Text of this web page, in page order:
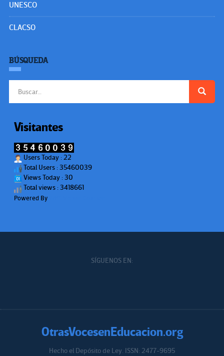
UNESCO
CLACSO
BÚSQUEDA
Visitantes
Users Today : 22
Total Users : 35460039
Views Today : 30
Total views : 3418661
Powered By
SÍGUENOS EN:
OtrasVocesenEducacion.org
Hecho el Depósito de Ley. ISSN: 2477-9695